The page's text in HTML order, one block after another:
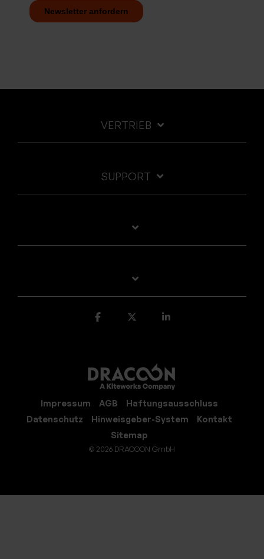
VERTRIEB
SUPPORT
Impressum AGB
Haftungsausschluss
Datenschutz
Hinweisgeber-System
Kontakt
Sitemap
© 2026 DRACOON GmbH